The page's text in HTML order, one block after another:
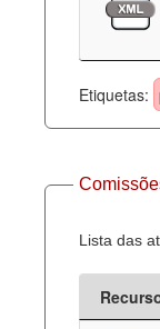
Agenda
Perguntas
Contato
Etiquetas:
Lista das